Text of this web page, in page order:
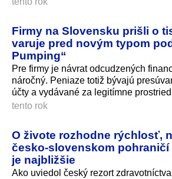
Firmy na Slovensku prišli o
varuje pred novým typom
Pumping“
Pre firmy je návrat odcudzených
náročný. Peniaze totiž bývajú
účty a vydávané za legitímne
tento rok
O živote rozhodne rýchlosť,
česko-slovenskom pohraničí
je najbližšie
Ako uviedol český rezort